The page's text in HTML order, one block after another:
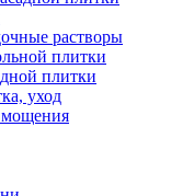
растворы
плитки
плитки
уход
мощения